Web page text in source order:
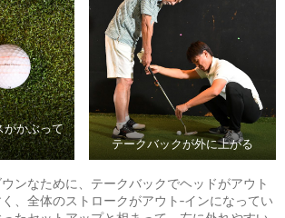
がかぶって
テークバックが外に上がる
ンなために、テークバックでヘッドがアウト
、全体のストロークがアウト‐インになってい